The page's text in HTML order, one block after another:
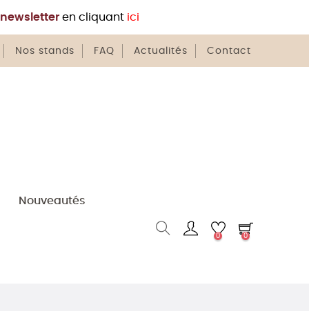
newsletteren cliquant ici
Nos stands FAQ Actualités Contact
Nouveautés
0 0